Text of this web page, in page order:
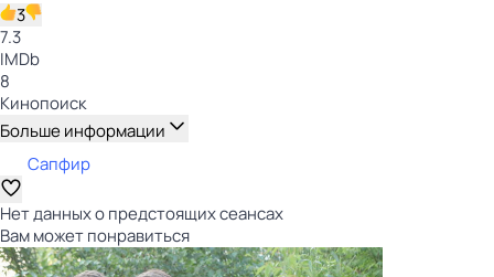
3
7.3
IMDb
8
Кинопоиск
Больше информации
Сапфир
Нет данных о предстоящих сеансах
Вам может понравиться